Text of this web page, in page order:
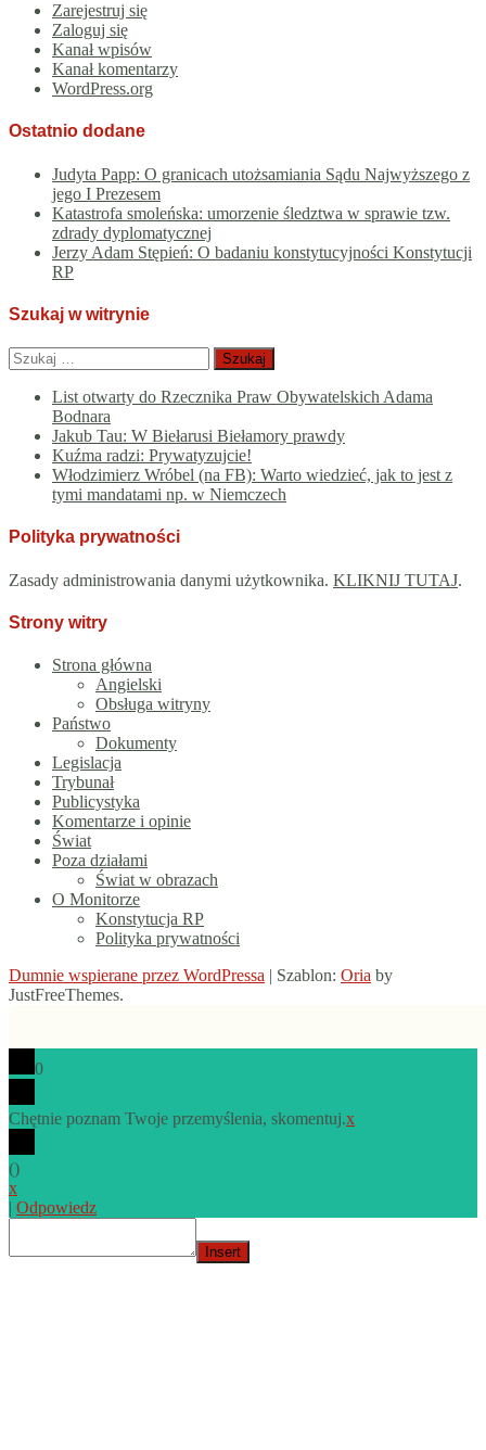
Zarejestruj się
Zaloguj się
Kanał wpisów
Kanał komentarzy
WordPress.org
Ostatnio dodane
Judyta Papp: O granicach utożsamiania Sądu Najwyższego z
jego I Prezesem
Katastrofa smoleńska: umorzenie śledztwa w sprawie tzw.
zdrady dyplomatycznej
Jerzy Adam Stępień: O badaniu konstytucyjności Konstytucji
RP
Szukaj w witrynie
Szukaj:
List otwarty do Rzecznika Praw Obywatelskich Adama
Bodnara
Jakub Tau: W Biełarusi Biełamory prawdy
Kuźma radzi: Prywatyzujcie!
Włodzimierz Wróbel (na FB): Warto wiedzieć, jak to jest z
tymi mandatami np. w Niemczech
Polityka prywatności
Zasady administrowania danymi użytkownika. KLIKNIJ TUTAJ.
Strony witry
Strona główna
Angielski
Obsługa witryny
Państwo
Dokumenty
Legislacja
Trybunał
Publicystyka
Komentarze i opinie
Świat
Poza działami
Świat w obrazach
O Monitorze
Konstytucja RP
Polityka prywatności
Dumnie wspierane przez WordPressa | Szablon: Oria by
JustFreeThemes.
0
Chętnie poznam Twoje przemyślenia, skomentuj.x
()
x
| Odpowiedz
Insert